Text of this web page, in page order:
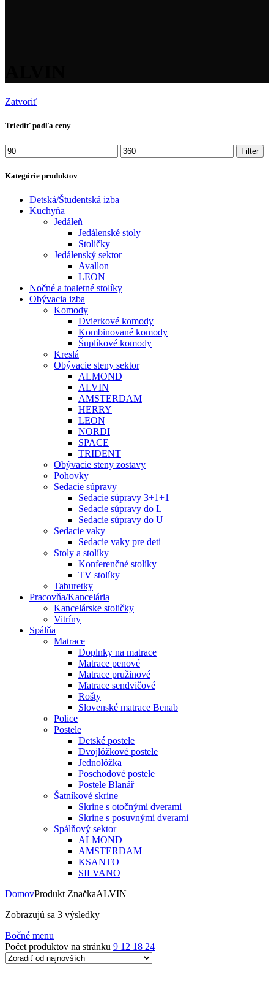
Zatvoriť
Triediť podľa ceny
Minimálna
cena
Maximálna
cena
Filter
Kategórie produktov
Detská/Študentská izba
Kuchyňa
Jedáleň
Jedálenské stoly
Stoličky
Jedálenský sektor
Avallon
LEON
Nočné a toaletné stolíky
Obývacia izba
Komody
Dvierkové komody
Kombinované komody
Šuplíkové komody
Kreslá
Obývacie steny sektor
ALMOND
ALVIN
AMSTERDAM
HERRY
LEON
NORDI
SPACE
TRIDENT
Obývacie steny zostavy
Pohovky
Sedacie súpravy
Sedacie súpravy 3+1+1
Sedacie súpravy do L
Sedacie súpravy do U
Sedacie vaky
Sedacie vaky pre deti
Stoly a stolíky
Konferenčné stolíky
TV stolíky
Taburetky
Pracovňa/Kancelária
Kancelárske stoličky
Vitríny
Spálňa
Matrace
Doplnky na matrace
Matrace penové
Matrace pružinové
Matrace sendvičové
Rošty
Slovenské matrace Benab
Police
Postele
Detské postele
Dvojlôžkové postele
Jednolôžka
Poschodové postele
Postele Blanář
Šatníkové skrine
Skrine s otočnými dverami
Skrine s posuvnými dverami
Spálňový sektor
ALMOND
AMSTERDAM
KSANTO
SILVANO
DomovProdukt ZnačkaALVIN
Zobrazujú sa 3 výsledkyZoradené
Bočné menu
Počet produktov na stránku 9 12 18 24